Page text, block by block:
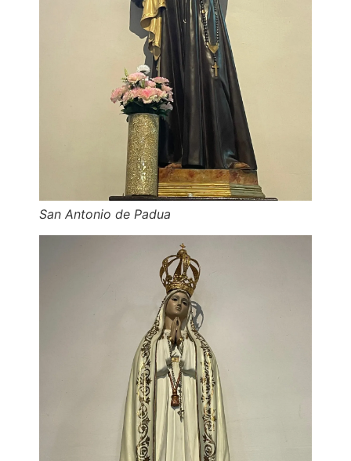
San Antonio de Padua